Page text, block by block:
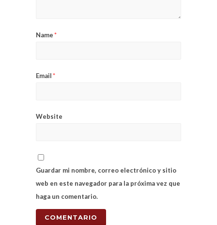
Name*
Email*
Website
Guardar mi nombre, correo electrónico y sitio
web en este navegador para la próxima vez que
haga un comentario.